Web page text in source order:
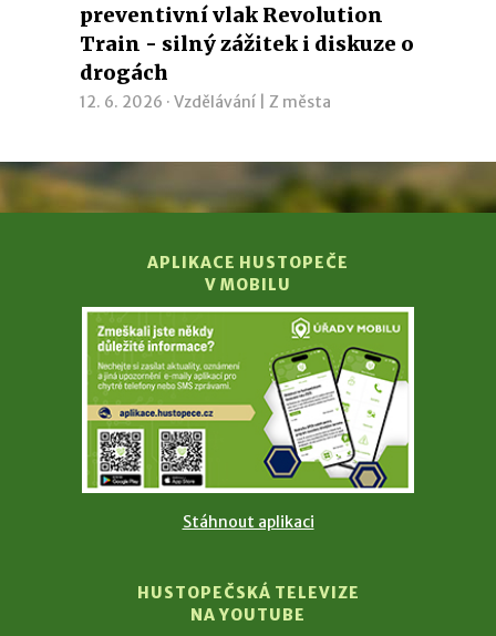
preventivní vlak Revolution
Train - silný zážitek i diskuze o
drogách
12. 6. 2026 · Vzdělávání| Z města
APLIKACE HUSTOPEČE
V MOBILU
Stáhnout aplikaci
HUSTOPEČSKÁ TELEVIZE
NA YOUTUBE